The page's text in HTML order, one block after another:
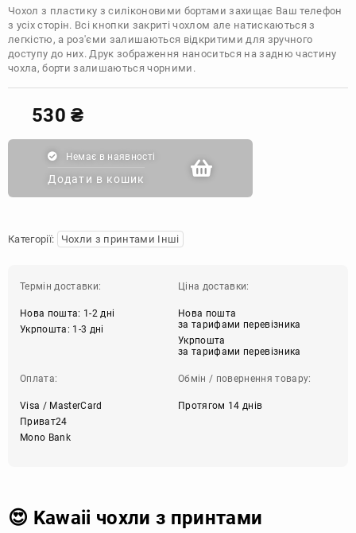
Чохол з пластику з силіконовими бортами захищає Ваш телефон
з усіх сторін. Всі кнопки закриті чохлом але натискаються з
легкістю, а роз'єми залишаються відкритими для зручного
доступу до них. Друк зображення наноситься на задню частину
чохла, борти залишаються чорними.
530₴
Немає в наявності
Додати в кошик
Категорії: Чохли з принтами Інші
Термін доставки:
Нова пошта: 1-2 дні
Укрпошта: 1-3 дні
Ціна доставки:
Нова пошта
за тарифами перевізника
Укрпошта
за тарифами перевізника
Оплата:
Visa / MasterCard
Приват24
Mono Bank
Обмін / повернення товару:
Протягом 14 днів
😍 Kawaii чохли з принтами